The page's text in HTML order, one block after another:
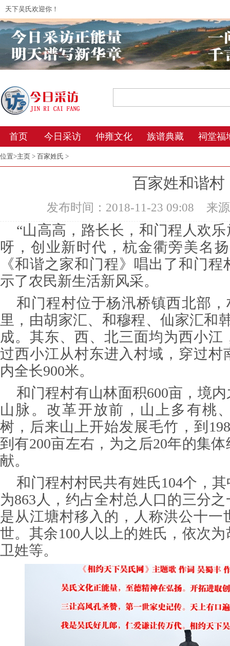
天下吴氏欢迎你！
2026年8月6日 3:29 星期四 农历丙午年(马)
首页 今日采访 仲雍文化 族谱典藏 祠堂福
位置>主页 > 百家姓氏 >
百家姓和谐村
发布时间：2018-11-23 09:08 来
“山高高，路长长，和门程人欢
呀，创业新时代，杭金衢旁美名
《和谐之家和门程》唱出了和门
示了农民新生活新风采。
和门程村位于杨汛桥镇西北部
里，由胡家汇、和穆程、仙家汇和
成。其东、西、北三面均为西小江
过西小江从村东进入村域，穿过村
内全长900米。
和门程村有山林面积600亩，境
山脉。改革开放前，山上多有桃
树，后来山上开始发展毛竹，到
到有200亩左右，为之后20年的集
献。
和门程村村民共有姓氏104个，
为863人，约占全村总人口的三分
是从江塘村移入的，人称洪公十一
世。其余100人以上的姓氏，依次
卫姓等。